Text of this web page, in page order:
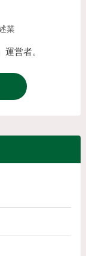
業
営者。